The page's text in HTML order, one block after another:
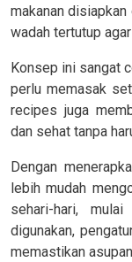
makanan
wadah tertutup
Konsep ini sangat
perlu memasak
recipes juga
dan sehat tanpa
Dengan
lebih mudah
sehari-hari,
digunakan,
memastikan